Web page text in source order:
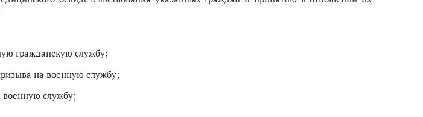
гражданскую службу;
на военную службу;
военную службу;